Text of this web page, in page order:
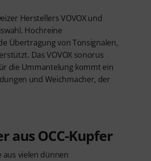
Herstellers VOVOX und
Hochreine
Übertragung von Tonsignalen,
Das VOVOX sonorus
die Ummantelung kommt ein
und Weichmacher, der
aus OCC-Kupfer
aus vielen dünnen